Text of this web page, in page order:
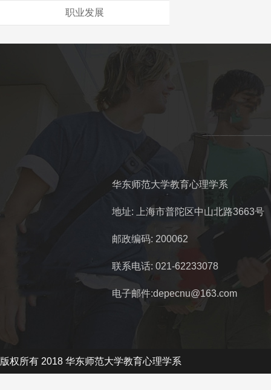
职业发展
华东师范大学教育心理学系
地址: 上海市普陀区中山北路3663号
邮政编码: 200062
联系电话: 021-62233078
电子邮件:depecnu@163.com
版权所有 2018 华东师范大学教育心理学系